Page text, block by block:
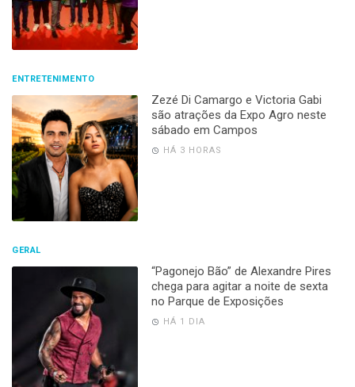
ENTRETENIMENTO
Zezé Di Camargo e Victoria Gabi
são atrações da Expo Agro neste
sábado em Campos
HÁ 3 HORAS
GERAL
“Pagonejo Bão” de Alexandre Pires
chega para agitar a noite de sexta
no Parque de Exposições
HÁ 1 DIA